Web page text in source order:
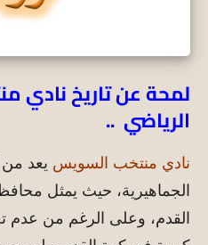
لمحة عن تاريخ نادي
الرياضي ..
نادي منتخب السويس يعد من
الجماهيرية، حيث يمثل
القدم، وعلى الرغم من عدم